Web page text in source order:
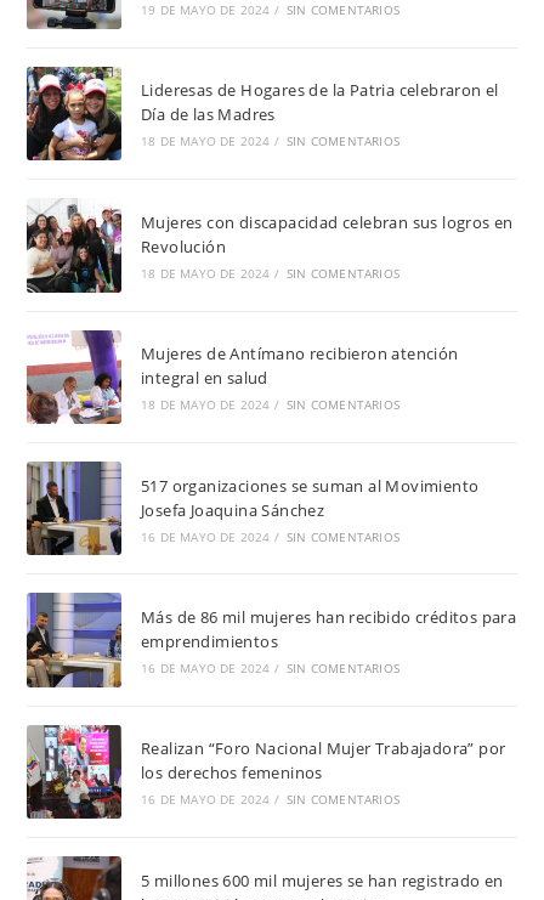
19 DE MAYO DE 2024 / SIN COMENTARIOS
Lideresas de Hogares de la Patria celebraron el
Día de las Madres
18 DE MAYO DE 2024 / SIN COMENTARIOS
Mujeres con discapacidad celebran sus logros en
Revolución
18 DE MAYO DE 2024 / SIN COMENTARIOS
Mujeres de Antímano recibieron atención
integral en salud
18 DE MAYO DE 2024 / SIN COMENTARIOS
517 organizaciones se suman al Movimiento
Josefa Joaquina Sánchez
16 DE MAYO DE 2024 / SIN COMENTARIOS
Más de 86 mil mujeres han recibido créditos para
emprendimientos
16 DE MAYO DE 2024 / SIN COMENTARIOS
Realizan “Foro Nacional Mujer Trabajadora” por
los derechos femeninos
16 DE MAYO DE 2024 / SIN COMENTARIOS
5 millones 600 mil mujeres se han registrado en